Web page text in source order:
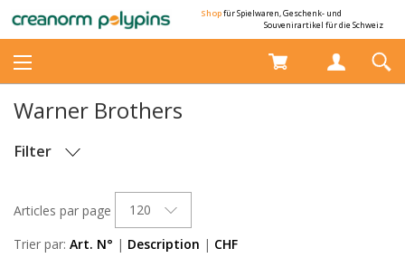
Shopfür Spielwaren, Geschenk- und
Souvenirartikel für die Schweiz
Warner Brothers
Filter
Articles par page
120
Trier par: Art. N° | Description | CHF